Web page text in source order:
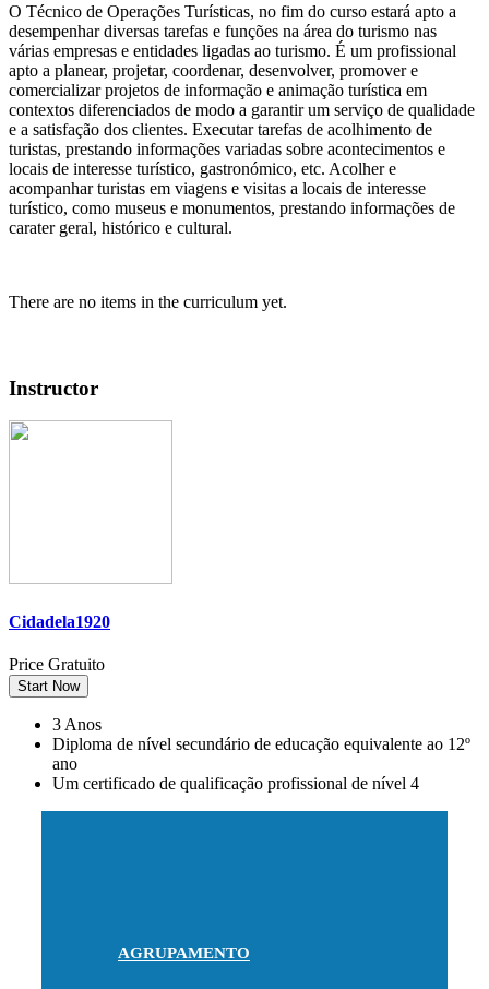
O Técnico de Operações Turísticas, no fim do curso estará apto a
desempenhar diversas tarefas e funções na área do turismo nas
várias empresas e entidades ligadas ao turismo. É um profissional
apto a planear, projetar, coordenar, desenvolver, promover e
comercializar projetos de informação e animação turística em
contextos diferenciados de modo a garantir um serviço de qualidade
e a satisfação dos clientes. Executar tarefas de acolhimento de
turistas, prestando informações variadas sobre acontecimentos e
locais de interesse turístico, gastronómico, etc. Acolher e
acompanhar turistas em viagens e visitas a locais de interesse
turístico, como museus e monumentos, prestando informações de
carater geral, histórico e cultural.
There are no items in the curriculum yet.
Instructor
Cidadela1920
Price Gratuito
Start Now
3 Anos
Diploma de nível secundário de educação equivalente ao 12º
ano
Um certificado de qualificação profissional de nível 4
AGRUPAMENTO